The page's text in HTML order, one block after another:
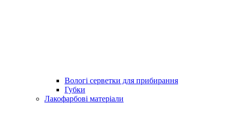
Вологі серветки для прибирання
Губки
Лакофарбові матеріали